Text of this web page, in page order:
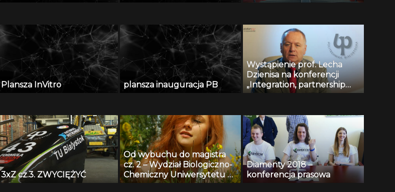
Plansza InVitro plansza inauguracja PB
Wystąpienie prof. Lecha
Dzienisa na konferencji
„Integration, partnership
and innovations in civil
3xZ cz.3. ZWYCIĘŻYĆ
Od wybuchu do magistra
cz. 2 – Wydział Biologiczno-
Chemiczny Uniwersytetu w
Białymstoku
Diamenty 2018 –
konferencja prasowa